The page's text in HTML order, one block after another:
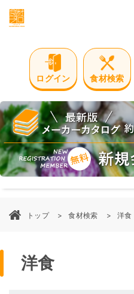
ログイン 食材検索
トップ 食材検索 洋食
洋食